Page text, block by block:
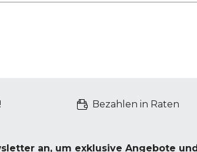
Bezahlen in Raten
an, um exklusive Angebote und